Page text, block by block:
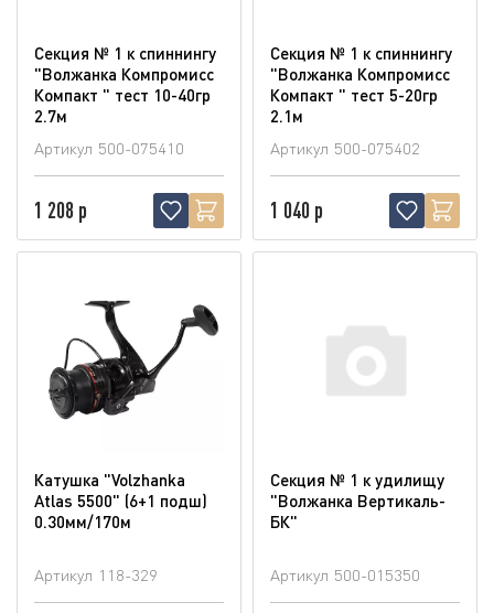
Секция № 1 к спиннингу
"Волжанка Компромисс
Компакт " тест 10-40гр
2.7м
Артикул 500-075410
1 208 р
Секция № 1 к спиннингу
"Волжанка Компромисс
Компакт " тест 5-20гр
2.1м
Артикул 500-075402
1 040 р
Катушка "Volzhanka
Atlas 5500" (6+1 подш)
0.30мм/170м
Артикул 118-329
Секция № 1 к удилищу
"Волжанка Вертикаль-
БК"
Артикул 500-015350